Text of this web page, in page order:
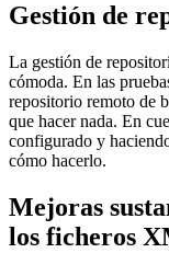
Gestión de
La gestión de
cómoda. En las
repositorio remoto de
que hacer nada. En
configurado y
cómo hacerlo.
Mejoras
los ficheros